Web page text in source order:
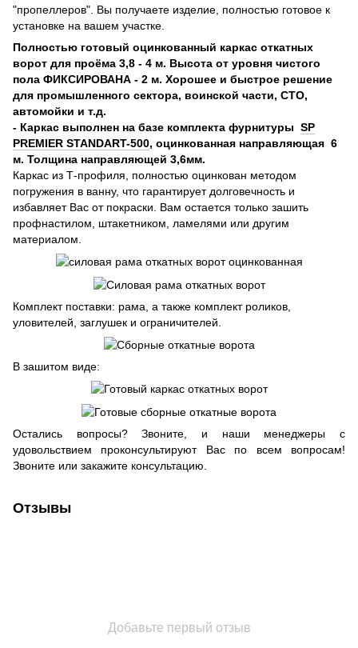
"пропеллеров". Вы получаете изделие, полностью готовое к
установке на вашем участке.
Полностью готовый оцинкованный каркас откатных
ворот для проёма 3,8 - 4 м. Высота от уровня чистого
пола ФИКСИРОВАНА - 2 м. Хорошее и быстрое решение
для промышленного сектора, воинской части, СТО,
автомойки и т.д.
- Каркас выполнен на базе комплекта фурнитуры SP
PREMIER STANDART-500, оцинкованная направляющая 6
м. Толщина направляющей 3,6мм.
Каркас из Т-профиля, полностью оцинкован методом
погружения в ванну, что гарантирует долговечность и
избавляет Вас от покраски. Вам остается только зашить
профнастилом, штакетником, ламелями или другим
материалом.
Комплект поставки: рама, а также комплект роликов,
уловителей, заглушек и ограничителей.
В зашитом виде:
Остались вопросы? Звоните, и наши менеджеры с
удовольствием проконсультируют Вас по всем вопросам!
Звоните или закажите консультацию.
Отзывы
Добавьте первый отзыв